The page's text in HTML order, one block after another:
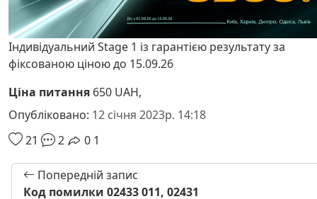
Індивідуальний Stage 1 із гарантією результату за
фіксованою ціною до 15.09.26
Ціна питання 650 UAH,
Опубліковано: 12 січня 2023р. 14:18
21
2 0 1
Попередній запис
Код помилки 02433 011, 02431